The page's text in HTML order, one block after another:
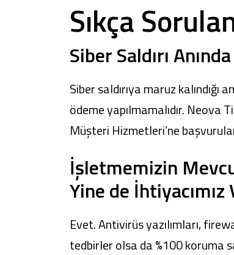
Sıkça
Siber Saldırı
Siber saldırıya maruz
ödeme yapılmamalıdır.
Müşteri Hizmetleri’ne
İşletmemizin
Yine de İhtiyacımız
Evet. Antivirüs yazılımları,
tedbirler olsa da %100 koruma